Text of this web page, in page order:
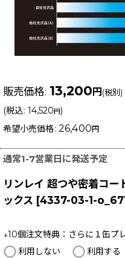
販売価格: 13,200 円 (税別)
(税込: 14,520 円)
希望小売価格: 26,400 円
通常1-7営業日に発送予定
リンレイ 超つや密着コ
ックス [4337-03-1-
↓10個注文特典：さらに１缶プ
利用しない
利用する